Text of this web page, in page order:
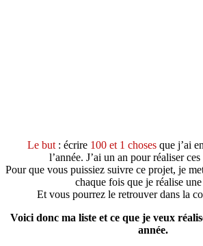
Le but: écrire 100 et 1 chosesque j’ai
l’année. J’ai un an pour réaliser ces
Pour que vous puissiez suivre ce projet, je
chaque fois que je réalise une
Et vous pourrez le retrouver dans la
Voici donc ma liste et ce que je veux
année.